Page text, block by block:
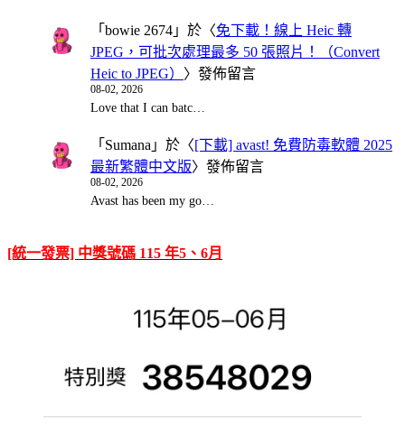
「 bowie 2674 」於〈免下載！線上 Heic 轉
JPEG，可批次處理最多 50 張照片！（Convert
Heic to JPEG） 〉發佈留言
08-02, 2026
Love that I can batc…
「 Sumana 」於〈[下載] avast! 免費防毒軟體 2025
最新繁體中文版〉發佈留言
08-02, 2026
Avast has been my go…
[統一發票] 中獎號碼 115 年5、6月